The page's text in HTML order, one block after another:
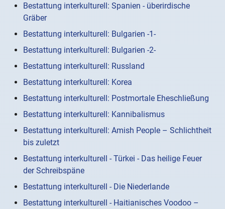
Bestattung interkulturell: Spanien - überirdische
Gräber
Bestattung interkulturell: Bulgarien -1-
Bestattung interkulturell: Bulgarien -2-
Bestattung interkulturell: Russland
Bestattung interkulturell: Korea
Bestattung interkulturell: Postmortale Eheschließung
Bestattung interkulturell: Kannibalismus
Bestattung interkulturell: Amish People – Schlichtheit
bis zuletzt
Bestattung interkulturell - Türkei - Das heilige Feuer
der Schreibspäne
Bestattung interkulturell - Die Niederlande
Bestattung interkulturell - Haitianisches Voodoo –